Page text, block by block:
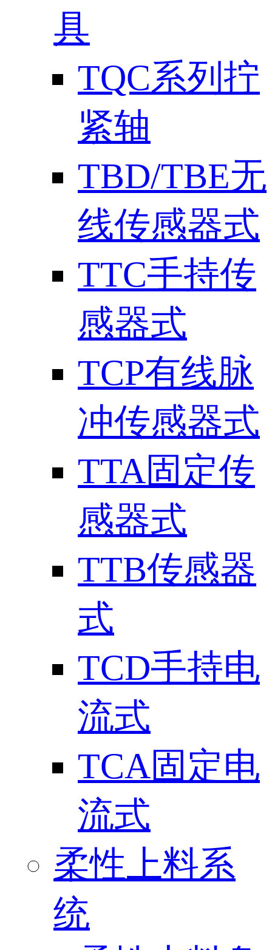
具
TQC系列拧
紧轴
TBD/TBE无
线传感器式
TTC手持传
感器式
TCP有线脉
冲传感器式
TTA固定传
感器式
TTB传感器
式
TCD手持电
流式
TCA固定电
流式
柔性上料系
统